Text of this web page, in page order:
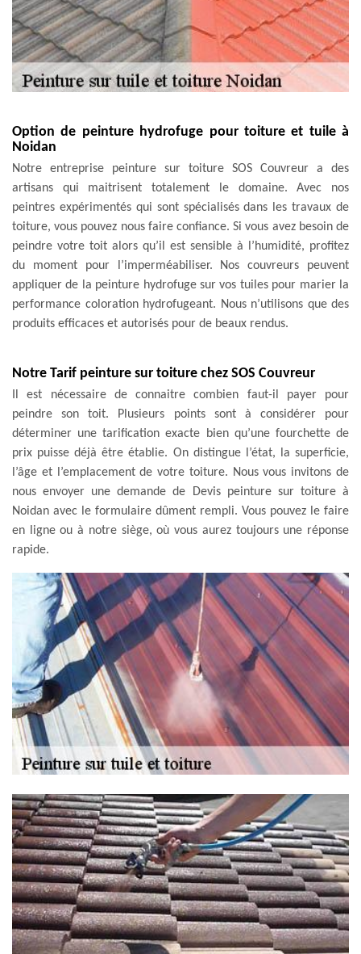
Option de peinture hydrofuge pour toiture et tuile à
Noidan
Notre entreprise peinture sur toiture SOS Couvreur a des
artisans qui maitrisent totalement le domaine. Avec nos
peintres expérimentés qui sont spécialisés dans les travaux de
toiture, vous pouvez nous faire confiance. Si vous avez besoin de
peindre votre toit alors qu’il est sensible à l’humidité, profitez
du moment pour l’imperméabiliser. Nos couvreurs peuvent
appliquer de la peinture hydrofuge sur vos tuiles pour marier la
performance coloration hydrofugeant. Nous n’utilisons que des
produits efficaces et autorisés pour de beaux rendus.
Notre Tarif peinture sur toiture chez SOS Couvreur
Il est nécessaire de connaitre combien faut-il payer pour
peindre son toit. Plusieurs points sont à considérer pour
déterminer une tarification exacte bien qu’une fourchette de
prix puisse déjà être établie. On distingue l’état, la superficie,
l’âge et l’emplacement de votre toiture. Nous vous invitons de
nous envoyer une demande de Devis peinture sur toiture à
Noidan avec le formulaire dûment rempli. Vous pouvez le faire
en ligne ou à notre siège, où vous aurez toujours une réponse
rapide.